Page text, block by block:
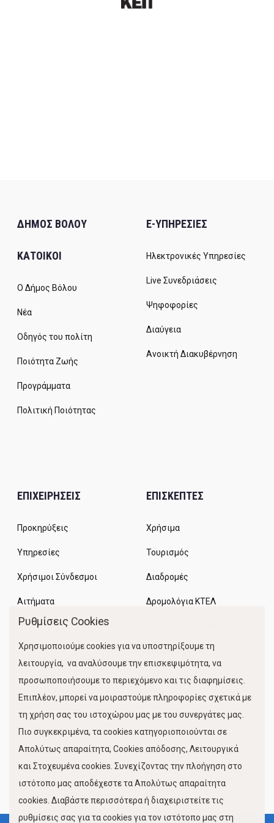
ΔΗΜΟΣ ΒΟΛΟΥ
ΚΑΤΟΙΚΟΙ
Ο Δήμος Βόλου
Νέα
Οδηγός του πολίτη
Ποιότητα Ζωής
Προγράμματα
Πολιτική Ποιότητας
E-ΥΠΗΡΕΣΙΕΣ
Ηλεκτρονικές Υπηρεσίες
Live Συνεδριάσεις
Ψηφοφορίες
Διαύγεια
Ανοικτή Διακυβέρνηση
ΕΠΙΧΕΙΡΗΣΕΙΣ
Προκηρύξεις
Υπηρεσίες
Χρήσιμοι Σύνδεσμοι
Αιτήματα
ΕΠΙΣΚΕΠΤΕΣ
Χρήσιμα
Τουρισμός
Διαδρομές
Δρομολόγια ΚΤΕΛ
Κίνηση Λιμένος
FOLLOW US
Ρυθμίσεις Cookies
Χρησιμοποιούμε cookies για να υποστηρίξουμε τη
λειτουργία, να αναλύσουμε την επισκεψιμότητα, να
προσωποποιήσουμε το περιεχόμενο και τις διαφημίσεις.
Επιπλέον, μπορεί να μοιραστούμε πληροφορίες σχετικά με
τη χρήση σας του ιστοχώρου μας με του συνεργάτες μας.
Πιο συγκεκριμένα, τα cookies κατηγοριοποιούνται σε
Απολύτως απαραίτητα, Cookies απόδοσης, Λειτουργικά
και Στοχευμένα cookies. Συνεχίζοντας την πλοήγηση στο
ιστότοπο μας αποδέχεστε τα Απολύτως απαραίτητα
cookies. Διαβάστε περισσότερα ή διαχειριστείτε τις
ρυθμίσεις σας για τα cookies για τον ιστότοπο μας στη